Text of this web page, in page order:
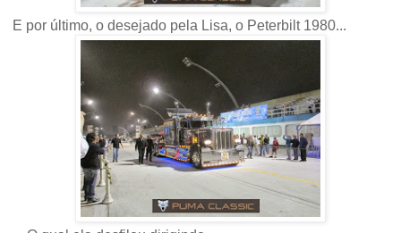
E por último, o desejado pela Lisa, o Peterbilt 1980...